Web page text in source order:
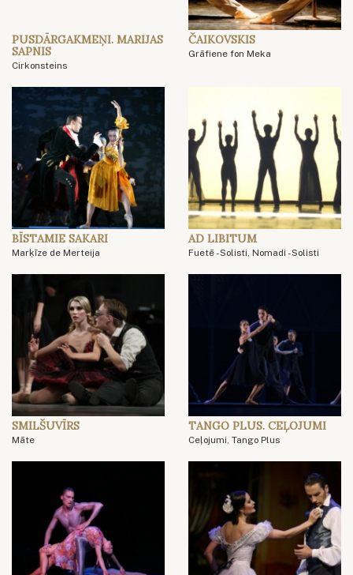
PUSDĀRGAKMEŅI. MARIJAS
SAPNIS
Cirkonsteins
ČAIKOVSKIS
Grāfiene fon Meka
BĪSTAMIE SAKARI
Marķīze de Merteija
AD LIBITUM
Fuetē - Solisti, Nomadi - Solisti
SMILŠUVĪRS
Māte
TANGO PLUS. CEĻOJUMI
Ceļojumi, Tango Plus